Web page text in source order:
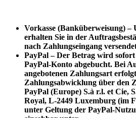
Vorkasse (Banküberweisung) –
erhalten Sie in der
nach Zahlungseingang
PayPal – Der Betrag wird
PayPal‑Konto abgebucht. Bei
angebotenen Zahlungsart
Zahlungsabwicklung über den
PayPal (Europe) S.à r.l. et Cie,
Royal, L-2449 Luxemburg (im
unter Geltung der PayPal-